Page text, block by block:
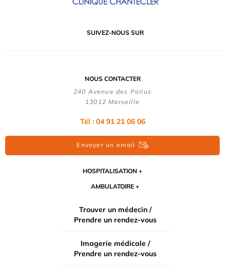
SUIVEZ-NOUS SUR
NOUS CONTACTER
240 Avenue des Poilus
13012 Marseille
Tél : 04 91 21 06 06
Envoyer un email
HOSPITALISATION
AMBULATOIRE
Trouver un médecin /
Prendre un rendez-vous
Imagerie médicale /
Prendre un rendez-vous